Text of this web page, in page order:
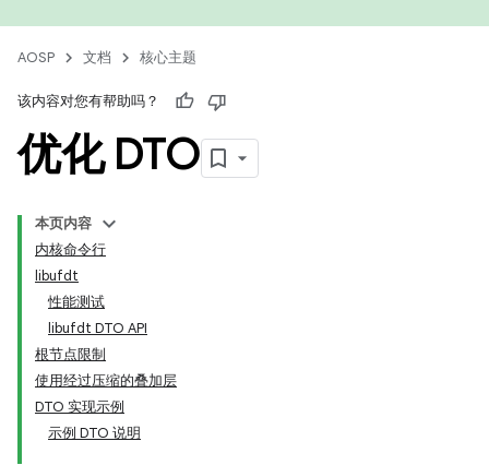
AOSP 文档 核心主题
该内容对您有帮助吗？
优化 DTO
本页内容
内核命令行
libufdt
性能测试
libufdt DTO API
根节点限制
使用经过压缩的叠加层
DTO 实现示例
示例 DTO 说明